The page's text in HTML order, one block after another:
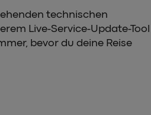
technischen
Live-Service-Update-Tool
bevor du deine Reise